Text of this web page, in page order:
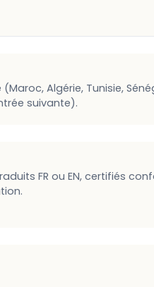
Algérie, Tunisie,
suivante).
FR ou EN, certifiés